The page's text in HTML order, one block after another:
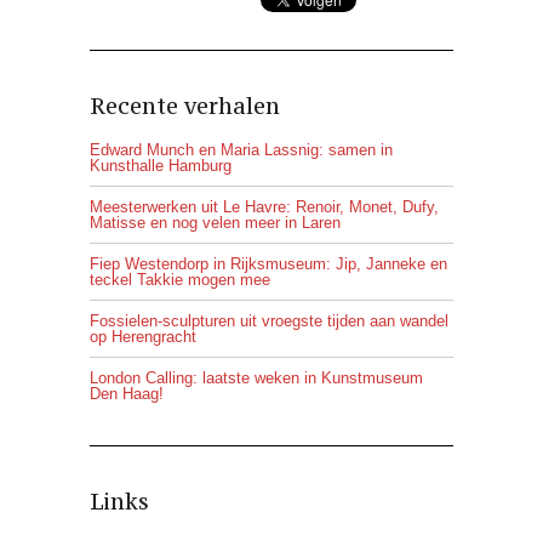
Recente verhalen
Edward Munch en Maria Lassnig: samen in
Kunsthalle Hamburg
Meesterwerken uit Le Havre: Renoir, Monet, Dufy,
Matisse en nog velen meer in Laren
Fiep Westendorp in Rijksmuseum: Jip, Janneke en
teckel Takkie mogen mee
Fossielen-sculpturen uit vroegste tijden aan wandel
op Herengracht
London Calling: laatste weken in Kunstmuseum
Den Haag!
Links